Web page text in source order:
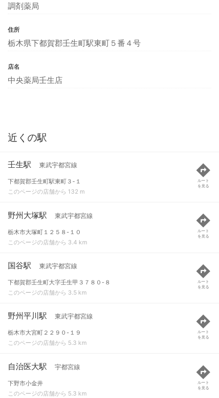
調剤薬局
住所
栃木県下都賀郡壬生町駅東町５番４号
店名
中央薬局壬生店
近くの駅
壬生駅 東武宇都宮線
下都賀郡壬生町駅東町３-１
このページの店舗から 132 m
ルート
を見る
野州大塚駅 東武宇都宮線
栃木市大塚町１２５８-１０
このページの店舗から 3.4 km
ルート
を見る
国谷駅 東武宇都宮線
下都賀郡壬生町大字壬生甲３７８０-８
このページの店舗から 3.5 km
ルート
を見る
野州平川駅 東武宇都宮線
栃木市大宮町２２９０-１９
このページの店舗から 5.3 km
ルート
を見る
自治医大駅 宇都宮線
下野市小金井
このページの店舗から 5.3 km
ルート
を見る